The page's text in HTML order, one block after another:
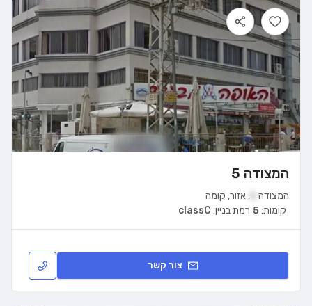
המצודה 5
המצודה , אזור, קומה
רמת בניין: classC קומות:5
צור קשר